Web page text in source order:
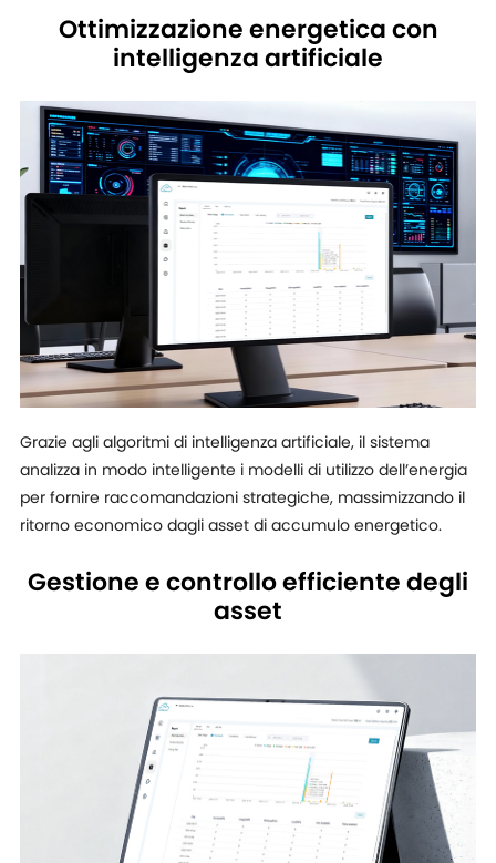
Ottimizzazione energetica con
intelligenza artificiale
Grazie agli algoritmi di intelligenza artificiale, il sistema
analizza in modo intelligente i modelli di utilizzo dell’energia
per fornire raccomandazioni strategiche, massimizzando il
ritorno economico dagli asset di accumulo energetico.
Gestione e controllo efficiente degli
asset